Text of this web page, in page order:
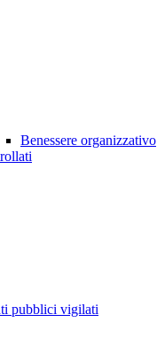
Benessere organizzativo
pubblici vigilati